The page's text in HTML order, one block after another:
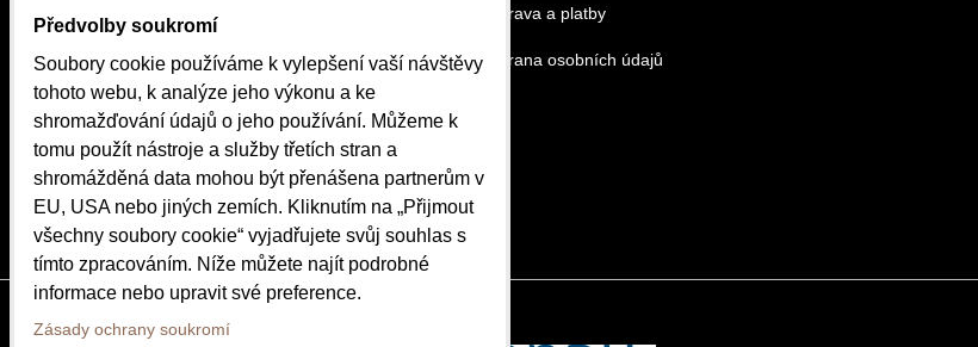
info@belora.sk
Otevírací hodiny
Pondělí-Středa 8.30-16.00
Čtvrtek-Pátek 8.30-15.00
OBJEDNÁVKY
Stav objednávky
Doprava a platby
Ochrana osobních údajů
Předvolby soukromí
Soubory cookie používáme k vylepšení vaší návštěvy
tohoto webu, k analýze jeho výkonu a ke
shromažďování údajů o jeho používání. Můžeme k
tomu použít nástroje a služby třetích stran a
shromážděná data mohou být přenášena partnerům v
EU, USA nebo jiných zemích. Kliknutím na „Přijmout
všechny soubory cookie“ vyjadřujete svůj souhlas s
tímto zpracováním. Níže můžete najít podrobné
informace nebo upravit své preference.
Zásady ochrany soukromí